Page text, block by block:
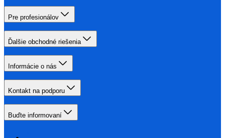
Pre profesionálov
Ďalšie obchodné riešenia
Informácie o nás
Kontakt na podporu
Buďte informovaní